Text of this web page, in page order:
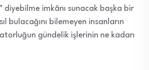
diyebilme imkânı sunacak başka bir
bulacağını bilemeyen insanların
gündelik işlerinin ne kadarı